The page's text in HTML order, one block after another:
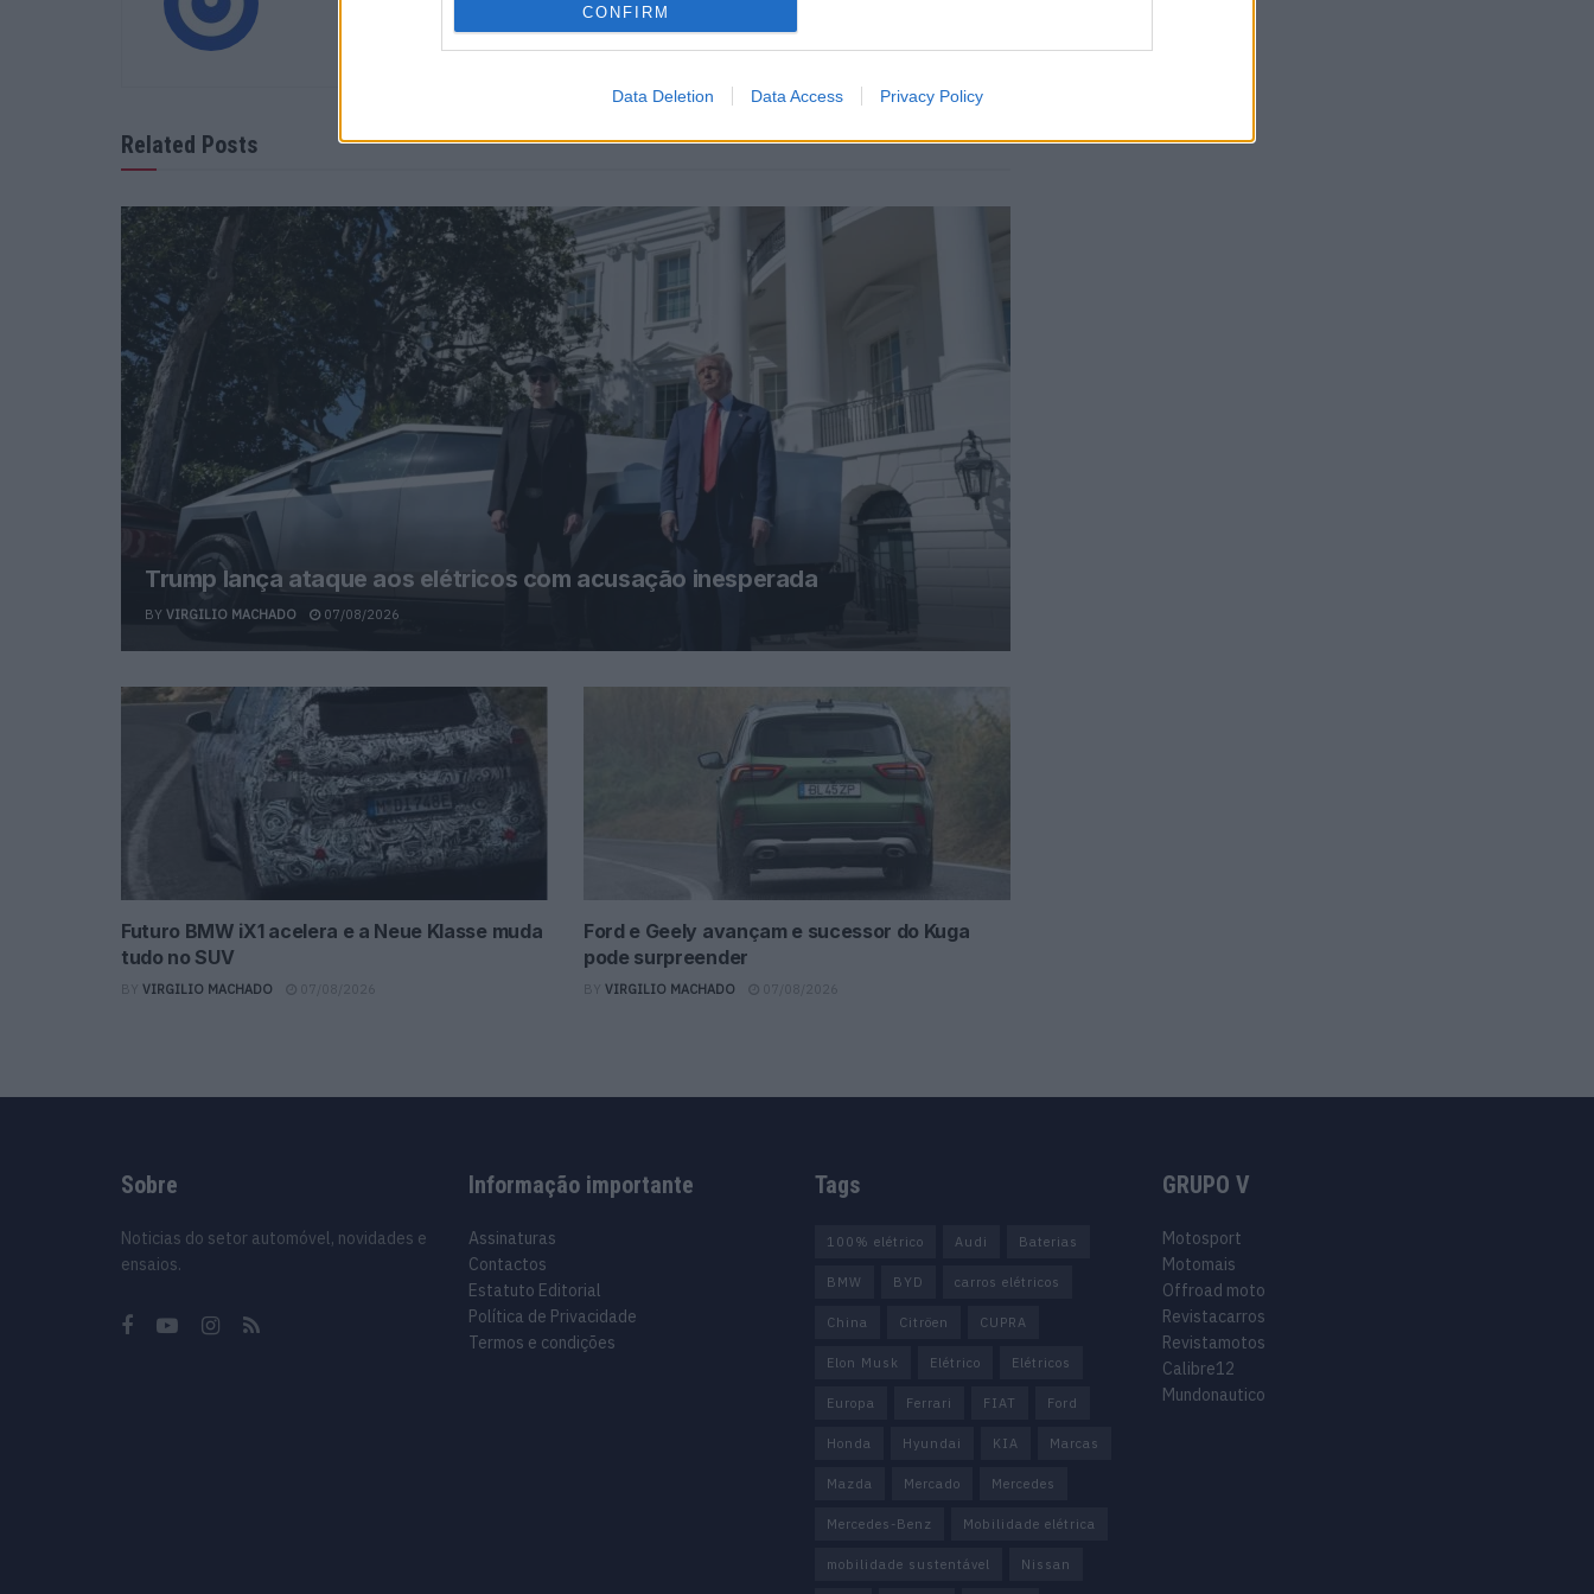
CONFIRM
Data Deletion Data Access Privacy Policy
Related Posts
Trump lança ataque aos elétricos com acusação inesperada
BY VIRGILIO MACHADO 07/08/2026
Futuro BMW iX1 acelera e a Neue Klasse muda
tudo no SUV
BY VIRGILIO MACHADO 07/08/2026
Ford e Geely avançam e sucessor do Kuga
pode surpreender
BY VIRGILIO MACHADO 07/08/2026
Sobre
Noticias do setor automóvel, novidades e
ensaios.
Informação importante
Assinaturas
Contactos
Estatuto Editorial
Política de Privacidade
Termos e condições
Tags
100% elétrico Audi Baterias
BMW BYD carros elétricos
China Citröen CUPRA
Elon Musk Elétrico Elétricos
Europa Ferrari FIAT Ford
Honda Hyundai KIA Marcas
Mazda Mercado Mercedes
Mercedes-Benz Mobilidade elétrica
mobilidade sustentável Nissan
GRUPO V
Motosport
Motomais
Offroad moto
Revistacarros
Revistamotos
Calibre12
Mundonautico